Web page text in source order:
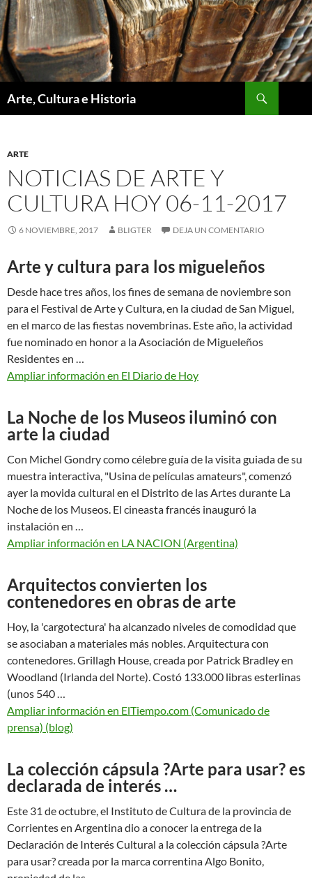
Saltar
al
contenido
Arte, Cultura e Historia
ARTE
NOTICIAS DE ARTE Y
CULTURA HOY 06-11-2017
6 NOVIEMBRE, 2017 BLIGTER DEJA UN COMENTARIO
Arte y cultura para los migueleños
Desde hace tres años, los fines de semana de noviembre son
para el Festival de Arte y Cultura, en la ciudad de San Miguel,
en el marco de las fiestas novembrinas. Este año, la actividad
fue nominado en honor a la Asociación de Migueleños
Residentes en …
Ampliar información en El Diario de Hoy
La Noche de los Museos iluminó con
arte la ciudad
Con Michel Gondry como célebre guía de la visita guiada de su
muestra interactiva, "Usina de películas amateurs", comenzó
ayer la movida cultural en el Distrito de las Artes durante La
Noche de los Museos. El cineasta francés inauguró la
instalación en …
Ampliar información en LA NACION (Argentina)
Arquitectos convierten los
contenedores en obras de arte
Hoy, la 'cargotectura' ha alcanzado niveles de comodidad que
se asociaban a materiales más nobles. Arquitectura con
contenedores. Grillagh House, creada por Patrick Bradley en
Woodland (Irlanda del Norte). Costó 133.000 libras esterlinas
(unos 540 …
Ampliar información en ElTiempo.com (Comunicado de
prensa) (blog)
La colección cápsula ?Arte para usar? es
declarada de interés …
Este 31 de octubre, el Instituto de Cultura de la provincia de
Corrientes en Argentina dio a conocer la entrega de la
Declaración de Interés Cultural a la colección cápsula ?Arte
para usar? creada por la marca correntina Algo Bonito,